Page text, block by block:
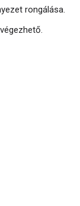
rongálása.